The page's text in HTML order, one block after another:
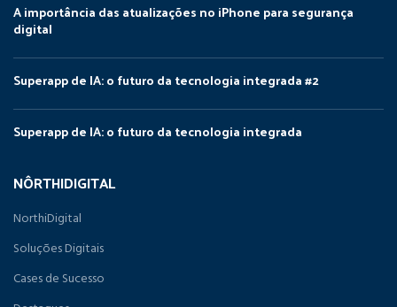
A importância das atualizações no iPhone para segurança
digital
Superapp de IA: o futuro da tecnologia integrada #2
Superapp de IA: o futuro da tecnologia integrada
NÔRTHIDIGITAL
NorthiDigital
Soluções Digitais
Cases de Sucesso